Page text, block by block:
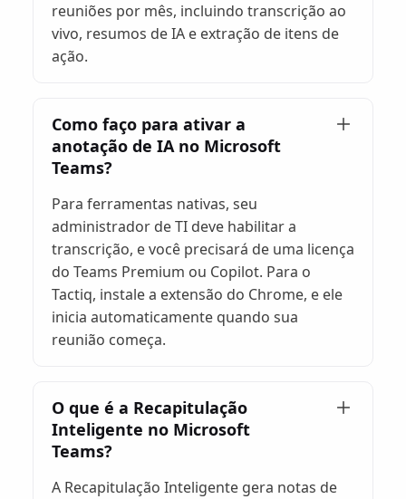
reuniões por mês, incluindo transcrição ao
vivo, resumos de IA e extração de itens de
ação.
Como faço para ativar a
anotação de IA no Microsoft
Teams?
Para ferramentas nativas, seu
administrador de TI deve habilitar a
transcrição, e você precisará de uma licença
do Teams Premium ou Copilot. Para o
Tactiq, instale a extensão do Chrome, e ele
inicia automaticamente quando sua
reunião começa.
O que é a Recapitulação
Inteligente no Microsoft
Teams?
A Recapitulação Inteligente gera notas de